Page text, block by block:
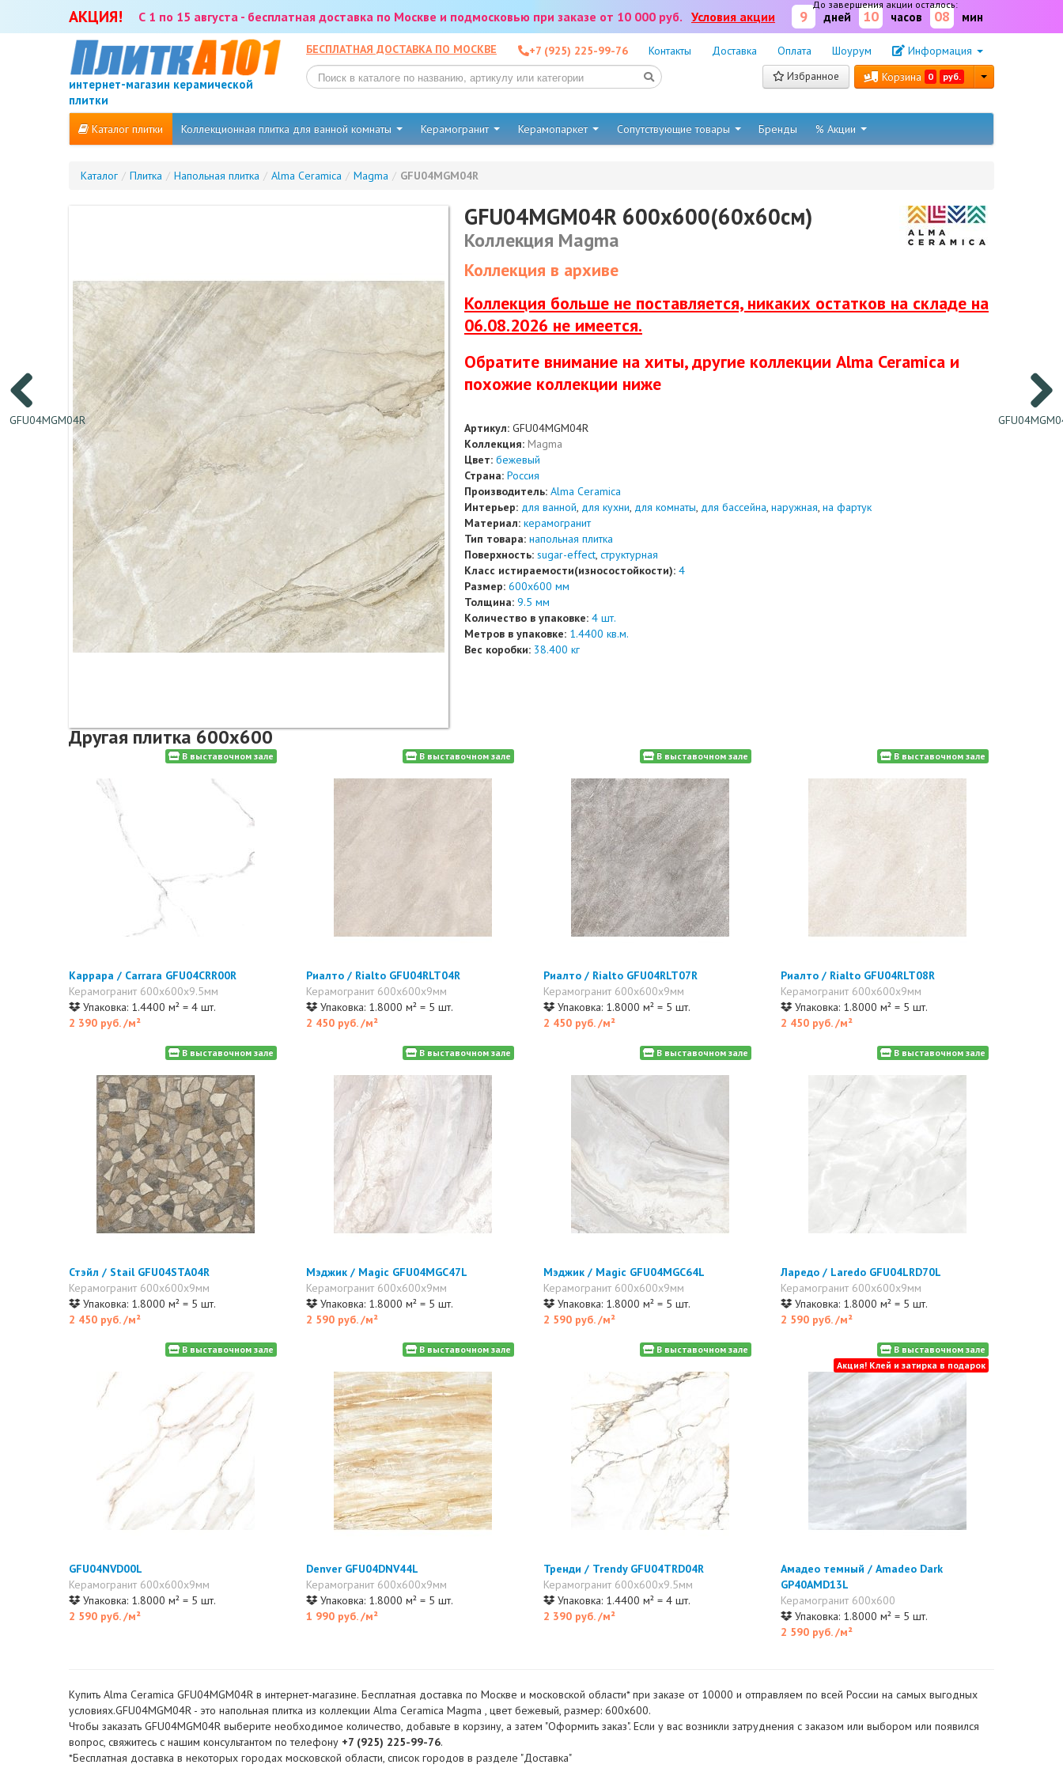
АКЦИЯ! С 1 по 15 августа - бесплатная доставка по Москве и подмосковью при заказе от 10 000 руб. Условия акции
До завершения акции осталось:
9 дней 10 часов 08 мин
интернет-магазин керамической
плитки
БЕСПЛАТНАЯ ДОСТАВКА ПО МОСКВЕ +7 (925) 225-99-76 Контакты Доставка Оплата Шоурум Информация
Избранное Корзина 0 руб.
Каталог плитки Коллекционная плитка для ванной комнаты Керамогранит Керамопаркет Сопутствующие товары Бренды % Акции
Каталог / Плитка / Напольная плитка / Alma Ceramica / Magma / GFU04MGM04R
GFU04MGM04R
GFU04MGM04R 600x600(60x60см)
Коллекция Magma
Коллекция в архиве
Коллекция больше не поставляется, никаких остатков на складе на
06.08.2026 не имеется.
Обратите вниманиe на хиты, другие коллекции Alma Ceramica и
похожие коллекции ниже
Артикул: GFU04MGM04R
Коллекция: Magma
Цвет: бежевый
Страна: Россия
Производитель: Alma Ceramica
Интерьер: для ванной, для кухни, для комнаты, для бассейна, наружная, на фартук
Материал: керамогранит
Тип товара: напольная плитка
Поверхность: sugar-effect, структурная
Класс истираемости(износостойкости): 4
Размер: 600x600 мм
Толщина: 9.5 мм
Количество в упаковке: 4 шт.
Метров в упаковке: 1.4400 кв.м.
Вес коробки: 38.400 кг
Другая плитка 600x600
В выставочном зале
Каррара / Carrara GFU04CRR00R
Керамогранит 600x600x9.5мм
Упаковка: 1.4400 м² = 4 шт.
2 390 руб./м²
В выставочном зале
Риалто / Rialto GFU04RLT04R
Керамогранит 600x600x9мм
Упаковка: 1.8000 м² = 5 шт.
2 450 руб./м²
В выставочном зале
Риалто / Rialto GFU04RLT07R
Керамогранит 600x600x9мм
Упаковка: 1.8000 м² = 5 шт.
2 450 руб./м²
В выставочном зале
Риалто / Rialto GFU04RLT08R
Керамогранит 600x600x9мм
Упаковка: 1.8000 м² = 5 шт.
2 450 руб./м²
В выставочном зале
Стэйл / Stail GFU04STA04R
Керамогранит 600x600x9мм
Упаковка: 1.8000 м² = 5 шт.
2 450 руб./м²
В выставочном зале
Мэджик / Magic GFU04MGC47L
Керамогранит 600x600x9мм
Упаковка: 1.8000 м² = 5 шт.
2 590 руб./м²
В выставочном зале
Мэджик / Magic GFU04MGC64L
Керамогранит 600x600x9мм
Упаковка: 1.8000 м² = 5 шт.
2 590 руб./м²
В выставочном зале
Ларедо / Laredo GFU04LRD70L
Керамогранит 600x600x9мм
Упаковка: 1.8000 м² = 5 шт.
2 590 руб./м²
В выставочном зале
GFU04NVD00L
Керамогранит 600x600x9мм
Упаковка: 1.8000 м² = 5 шт.
2 590 руб./м²
В выставочном зале
Denver GFU04DNV44L
Керамогранит 600x600x9мм
Упаковка: 1.8000 м² = 5 шт.
1 990 руб./м²
В выставочном зале
Тренди / Trendy GFU04TRD04R
Керамогранит 600x600x9.5мм
Упаковка: 1.4400 м² = 4 шт.
2 390 руб./м²
В выставочном зале
Акция! Клей и затирка в подарок
Амадео темный / Amadeo Dark
GP40AMD13L
Керамогранит 600x600
Упаковка: 1.8000 м² = 5 шт.
2 590 руб./м²
Купить Alma Ceramica GFU04MGM04R в интернет-магазине. Бесплатная доставка по Москве и московской области* при заказе от 10000 и отправляем по всей России на самых выгодных
условиях.GFU04MGM04R - это напольная плитка из коллекции Alma Ceramica Magma , цвет бежевый, размер: 600x600.
Чтобы заказать GFU04MGM04R выберите необходимое количество, добавьте в корзину, а затем "Оформить заказ". Если у вас возникли затруднения с заказом или выбором или появился
вопрос, свяжитесь с нашим консультантом по телефону +7 (925) 225-99-76.
*Бесплатная доставка в некоторых городах московской области, список городов в разделе "Доставка"